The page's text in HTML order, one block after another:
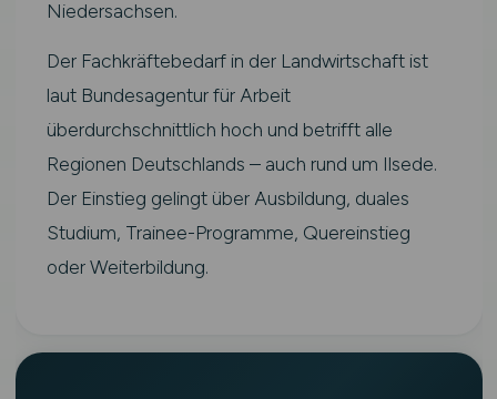
Niedersachsen.
Der Fachkräftebedarf in der Landwirtschaft ist
laut Bundesagentur für Arbeit
überdurchschnittlich hoch und betrifft alle
Regionen Deutschlands – auch rund um Ilsede.
Der Einstieg gelingt über Ausbildung, duales
Studium, Trainee-Programme, Quereinstieg
oder Weiterbildung.